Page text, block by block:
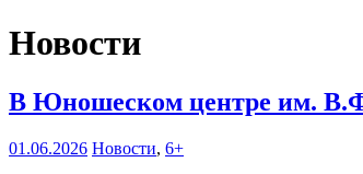
Новости
В Юношеском центре им.
01.06.2026 Новости, 6+